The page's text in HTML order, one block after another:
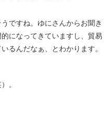
ですね。ゆにさんからお聞き
になってきていますし、貿易
るんだなぁ、とわかります。
。